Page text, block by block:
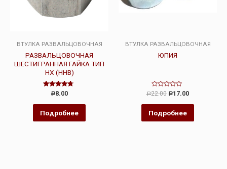
ВТУЛКА РАЗВАЛЬЦОВОЧНАЯ
РАЗВАЛЬЦОВОЧНАЯ
ШЕСТИГРАННАЯ ГАЙКА ТИП
HX (HHB)
Оценка
из 5
Р8.00
Подробнее
ВТУЛКА РАЗВАЛЬЦОВОЧНАЯ
ЮПИЯ
Оценка
из
Р22.00 Р17.00
Подробнее